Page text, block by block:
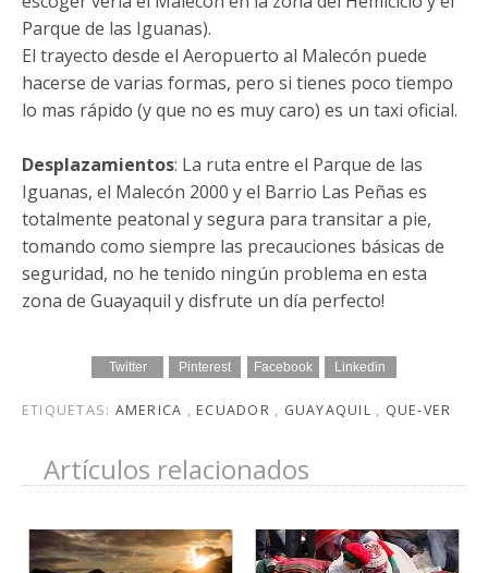
Parque de las Iguanas).
El trayecto desde el Aeropuerto al Malecón puede
hacerse de varias formas, pero si tienes poco tiempo
lo mas rápido (y que no es muy caro) es un taxi oficial.
Desplazamientos: La ruta entre el Parque de las
Iguanas, el Malecón 2000 y el Barrio Las Peñas es
totalmente peatonal y segura para transitar a pie,
tomando como siempre las precauciones básicas de
seguridad, no he tenido ningún problema en esta
zona de Guayaquil y disfrute un día perfecto!
Twitter Pinterest Facebook Linkedin
ETIQUETAS: AMERICA , ECUADOR , GUAYAQUIL , QUE-VER
Artículos relacionados